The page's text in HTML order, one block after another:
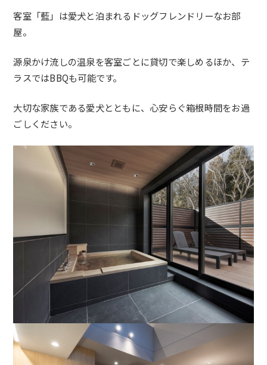
客室「藍」は愛犬と泊まれるドッグフレンドリーなお部
屋。
源泉かけ流しの温泉を客室ごとに貸切で楽しめるほか、テ
ラスではBBQも可能です。
大切な家族である愛犬とともに、心安らぐ箱根時間をお過
ごしください。